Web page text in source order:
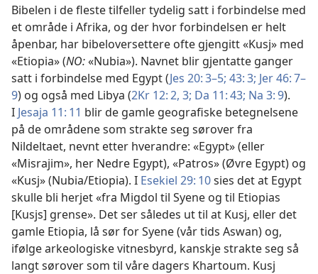
Bibelen i de fleste tilfeller tydelig satt i forbindelse med
et område i Afrika, og der hvor forbindelsen er helt
åpenbar, har bibeloversettere ofte gjengitt «Kusj» med
«Etiopia» (NO:«Nubia»). Navnet blir gjentatte ganger
satt i forbindelse med Egypt (Jes 20: 3–5; 43: 3; Jer 46: 7–
9) og også med Libya (2Kr 12: 2, 3; Da 11: 43; Na 3: 9).
I Jesaja 11: 11 blir de gamle geografiske betegnelsene
på de områdene som strakte seg sørover fra
Nildeltaet, nevnt etter hverandre: «Egypt» (eller
«Misrajim», her Nedre Egypt), «Patros» (Øvre Egypt) og
«Kusj» (Nubia/Etiopia). I Esekiel 29: 10sies det at Egypt
skulle bli herjet «fra Migdol til Syene og til Etiopias
[Kusjs] grense». Det ser således ut til at Kusj, eller det
gamle Etiopia, lå sør for Syene (vår tids Aswan) og,
ifølge arkeologiske vitnesbyrd, kanskje strakte seg så
langt sørover som til våre dagers Khartoum. Kusj